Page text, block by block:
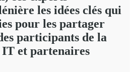
les idées clés qui
pour les partager
participants de la
IT et partenaires